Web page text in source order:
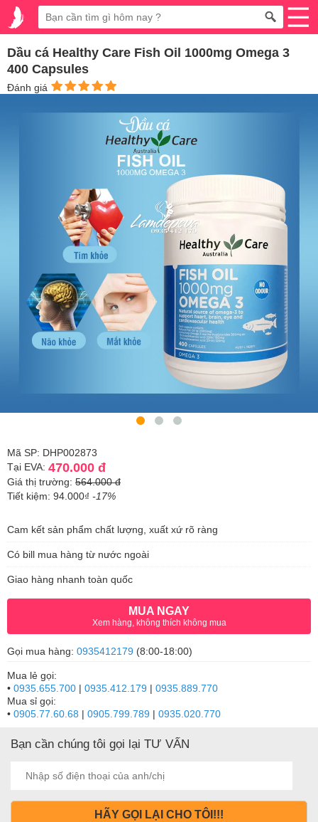
Dầu cá Healthy Care Fish Oil 1000mg Omega 3
400 Capsules
Đánh giá
Mã SP: DHP002873
Tại EVA: 470.000 đ
Giá thị trường: 564.000 đ
Tiết kiệm: 94.000₫ -17%
Cam kết sản phẩm chất lượng, xuất xứ rõ ràng
Có bill mua hàng từ nước ngoài
Giao hàng nhanh toàn quốc
MUA NGAY
Xem hàng, không thích không mua
Gọi mua hàng: 0935412179 (8:00-18:00)
Mua lẻ gọi:
• 0935.655.700 | 0935.412.179 | 0935.889.770
Mua sỉ gọi:
• 0905.77.60.68 | 0905.799.789 | 0935.020.770
Bạn cần chúng tôi gọi lại TƯ VẤN
HÃY GỌI LẠI CHO TÔI!!!